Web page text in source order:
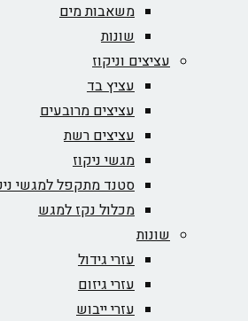
משאבות מים
עציצים וניקוז
עציץ בד
עציצים מרובעים
עציצים רשת
מגשי ניקוז
סטנד מתקפל למגשי ניקוז
מכלול נקז למגש
עזרי גידול
עזרי גיזום
עזרי ייבוש